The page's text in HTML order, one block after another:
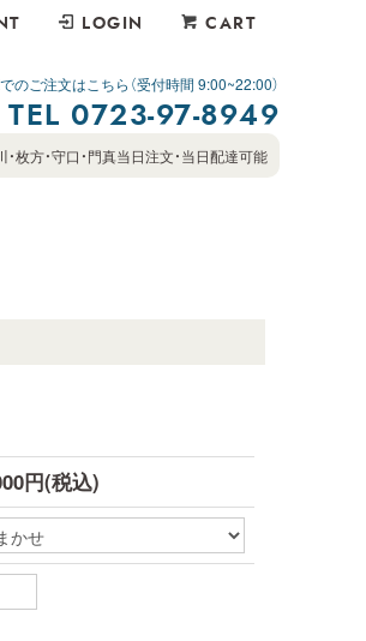
LOGIN CART
のご注文はこちら（受付時間 9:00~22:00）
TEL 0723-97-8949
・枚方・守口・門真当日注文・当日配達可能
円(税込)